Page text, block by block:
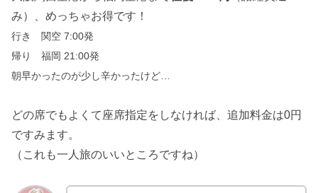
み）、めっちゃお得です！
行き 関空 7:00発
帰り 福岡 21:00発
朝早かったのが少し辛かったけど…
どの席でもよくて座席指定をしなければ、追加料金は0円
ですみます。
（これも一人旅のいいところですね）